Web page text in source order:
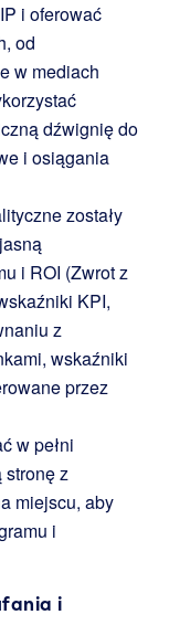
i oferować
od
w mediach
dźwignię do
i osiągania
zostały
i ROI (Zwrot z
KPI,
z
wskaźniki
przez
w pełni
stronę z
miejscu, aby
i
i